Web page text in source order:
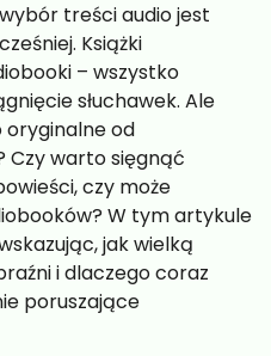
treści audio jest
Książki
– wszystko
słuchawek. Ale
oryginalne od
Czy warto sięgnąć
czy może
W tym artykule
jak wielką
i dlaczego coraz
poruszające